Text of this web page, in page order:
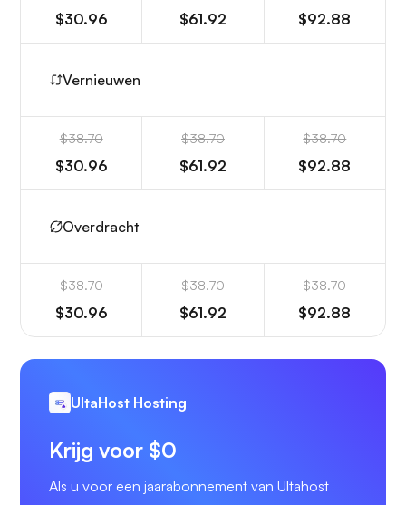
$30.96 $61.92 $92.88
Vernieuwen
$38.70
$30.96
$38.70
$61.92
$38.70
$92.88
Overdracht
$38.70
$30.96
$38.70
$61.92
$38.70
$92.88
UltaHost Hosting
Krijg voor $0
Als u voor een jaarabonnement van Ultahost